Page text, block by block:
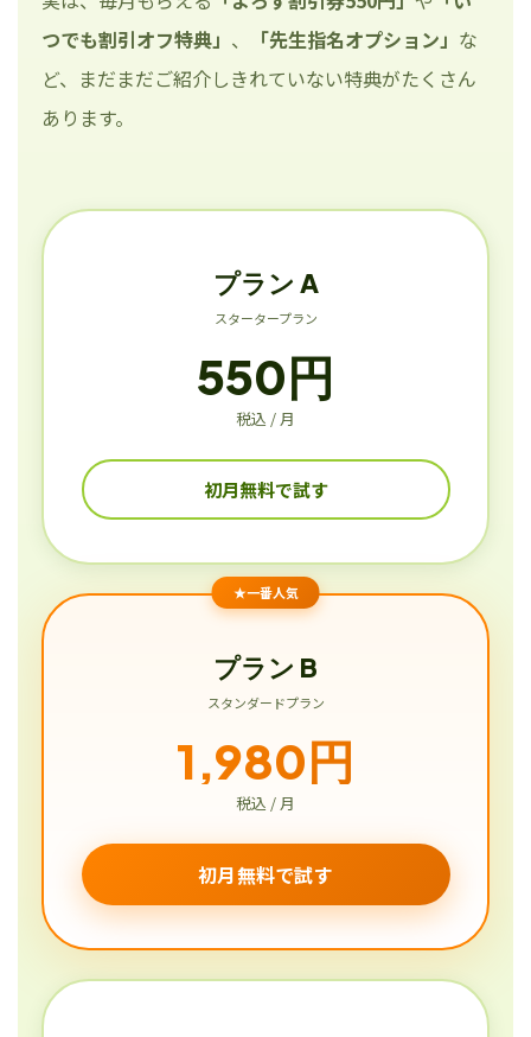
つでも割引オフ特典」 、 「先生指名オプション」 な
ど、まだまだご紹介しきれていない特典がたくさん
あります。
プラン A
スタータープラン
550円
税込 / 月
初月無料で試す
★一番人気
プラン B
スタンダードプラン
1,980円
税込 / 月
初月無料で試す